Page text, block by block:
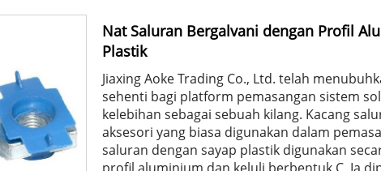
Nat Saluran Bergalvani dengan Profil
Plastik
Jiaxing Aoke Trading Co., Ltd. telah
sehenti bagi platform pemasangan sistem
kelebihan sebagai sebuah kilang. Kacang
aksesori yang biasa digunakan dalam
saluran dengan sayap plastik digunakan